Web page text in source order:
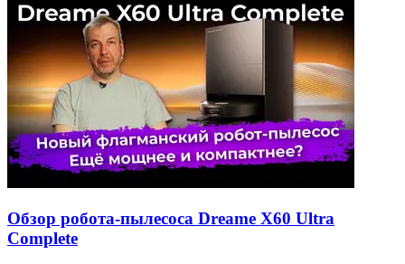
Обзор робота-пылесоса Dreame X60 Ultra
Complete